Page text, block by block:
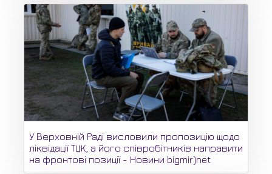
У Верховній Раді висловили пропозицію щодо
ліквідації ТЦК, а його співробітників направити
на фронтові позиції - Новини bigmir)net